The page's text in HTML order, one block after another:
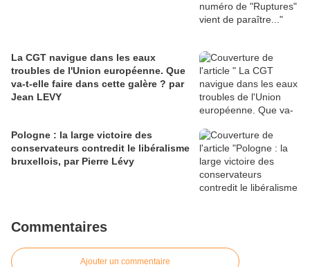
La CGT navigue dans les eaux
troubles de l'Union européenne. Que
va-t-elle faire dans cette galère ? par
Jean LEVY
Pologne : la large victoire des
conservateurs contredit le libéralisme
bruxellois, par Pierre Lévy
Commentaires
Ajouter un commentaire